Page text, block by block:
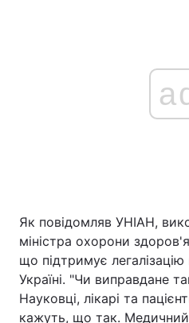
Як повідомляв УНІАН,
міністра охорони
що підтримує
Україні. "Чи виправдане
Науковці, лікарі та
кажуть, що так. Медичний